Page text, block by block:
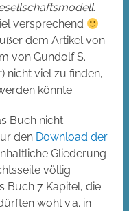
versprechend
dem Artikel von
von Gundolf S.
nicht viel zu finden,
könnte.
Buch nicht
den Download der
Gliederung
völlig
Buch 7 Kapitel, die
wohl v.a. in